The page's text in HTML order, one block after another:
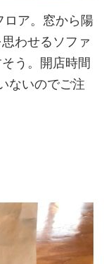
ア。窓から陽
わせるソファ
う。開店時間
ないのでご注